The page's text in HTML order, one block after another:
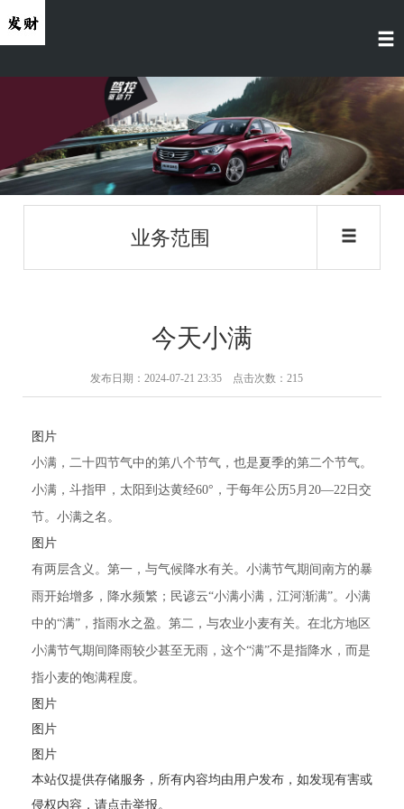
业务范围
今天小满
发布日期：2024-07-21 23:35 点击次数：215
图片
小满，二十四节气中的第八个节气，也是夏季的第二个节气。
小满，斗指甲，太阳到达黄经60°，于每年公历5月20—22日交
节。小满之名。
图片
有两层含义。第一，与气候降水有关。小满节气期间南方的暴
雨开始增多，降水频繁；民谚云“小满小满，江河渐满”。小满
中的“满”，指雨水之盈。第二，与农业小麦有关。在北方地区
小满节气期间降雨较少甚至无雨，这个“满”不是指降水，而是
指小麦的饱满程度。
图片
图片
图片
本站仅提供存储服务，所有内容均由用户发布，如发现有害或
侵权内容，请点击举报。